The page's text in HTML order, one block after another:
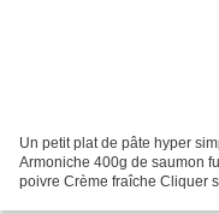
Un petit plat de pâte hyper
Armoniche 400g de saumon
poivre Crème fraîche Cliquer